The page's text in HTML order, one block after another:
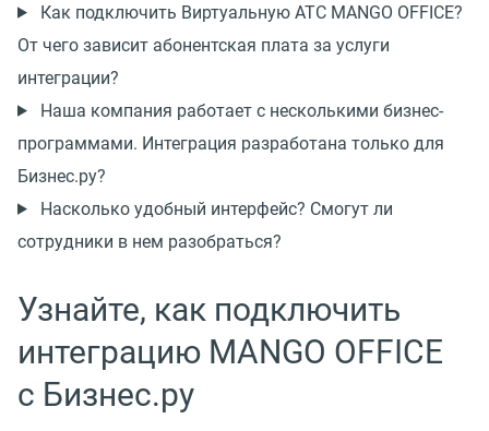
Как подключить Виртуальную АТС MANGO OFFICE?
От чего зависит абонентская плата за услуги
интеграции?
Наша компания работает с несколькими бизнес-
программами. Интеграция разработана только для
Бизнес.ру?
Насколько удобный интерфейс? Смогут ли
сотрудники в нем разобраться?
Узнайте, как подключить
интеграцию MANGO OFFICE
с Бизнес.ру